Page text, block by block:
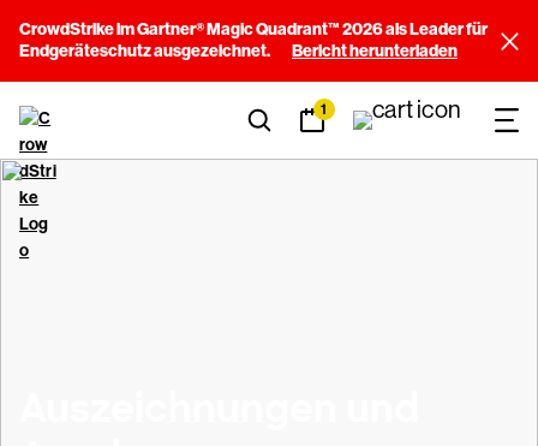
CrowdStrike im Gartner® Magic Quadrant™ 2026 als Leader für
Endgeräteschutz ausgezeichnet.
Bericht herunterladen
1